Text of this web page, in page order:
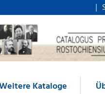
Kataloge